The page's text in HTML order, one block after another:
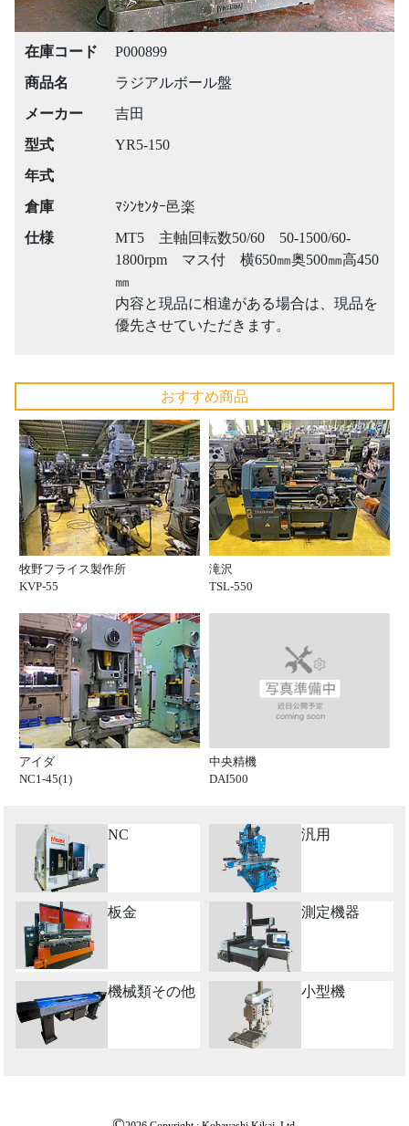
在庫コード
P000899
商品名
ラジアルボール盤
メーカー
吉田
型式
YR5-150
年式
倉庫
ﾏｼﾝｾﾝﾀｰ邑楽
仕様
MT5 主軸回転数50/60 50-1500/60-
1800rpm マス付 横650㎜奥500㎜高450
㎜
内容と現品に相違がある場合は、現品を
優先させていただきます。
おすすめ商品
牧野フライス製作所
KVP-55
滝沢
TSL-550
アイダ
NC1-45(1)
中央精機
DAI500
NC 汎用
板金 測定機器
機械類その他 小型機